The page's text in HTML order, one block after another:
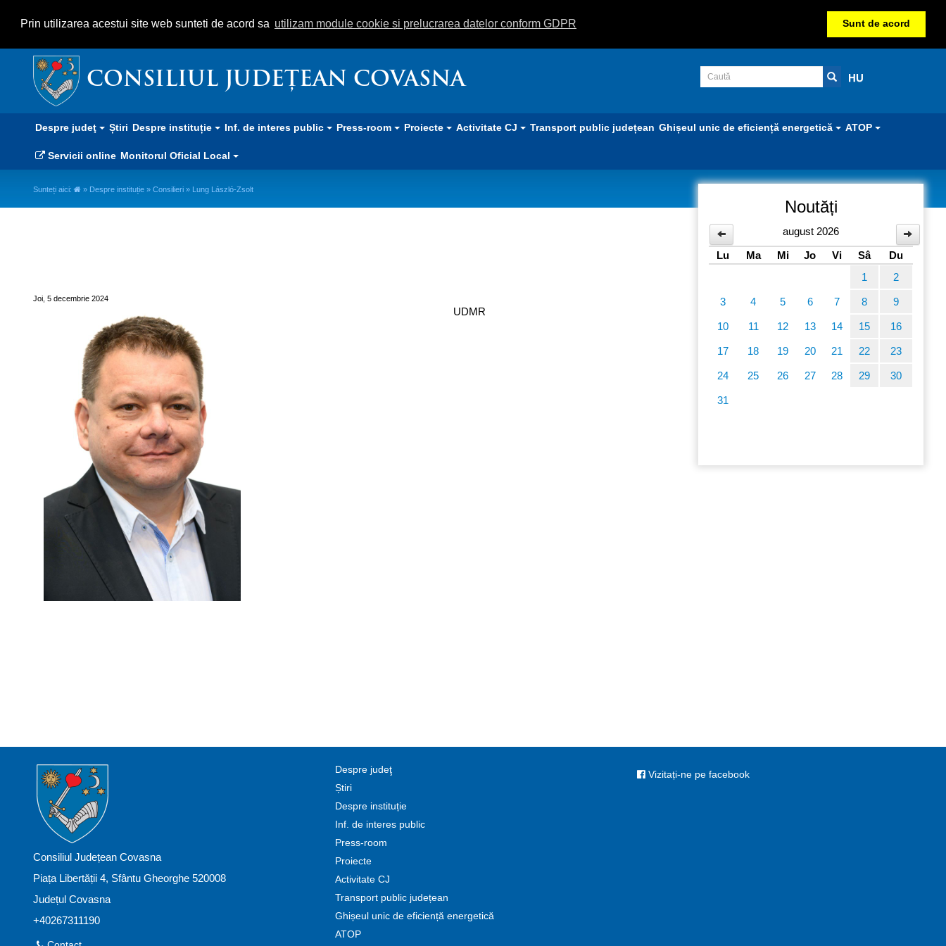
Prin utilizarea acestui site web sunteti de acord sa utilizam module cookie si prelucrarea datelor conform GDPR Sunt de acord
CONSILIUL JUDEȚEAN COVASNA HU
Despre judeţ Știri Despre instituție Inf. de interes public Press-room Proiecte Activitate CJ Transport public județean Ghișeul unic de eficiență energetică ATOP
Servicii online Monitorul Oficial Local
Sunteți aici: » Despre instituție » Consilieri » Lung László-Zsolt
Joi, 5 decembrie 2024
UDMR
Noutăți
august 2026
Lu
Ma Mi Jo Vi Sâ
Du
1
2
3 4 5 6 7 8 9
10 11 12 13 14 15 16
17 18 19 20 21 22 23
24 25 26 27 28 29 30
31
Consiliul Județean Covasna
Piața Libertății 4, Sfântu Gheorghe 520008
Județul Covasna
+40267311190
Despre judeţ
Știri
Despre instituție
Inf. de interes public
Press-room
Proiecte
Activitate CJ
Transport public județean
Ghișeul unic de eficiență energetică
ATOP
Vizitați-ne pe facebook